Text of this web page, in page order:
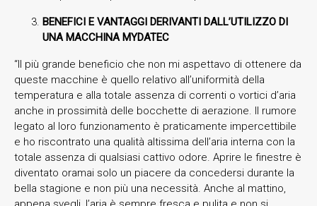
BENEFICI E VANTAGGI DERIVANTI DALL’UTILIZZO DI
UNA MACCHINA MYDATEC
“Il più grande beneficio che non mi aspettavo di ottenere da
queste macchine è quello relativo all’uniformità della
temperatura e alla totale assenza di correnti o vortici d’aria
anche in prossimità delle bocchette di aerazione. Il rumore
legato al loro funzionamento è praticamente impercettibile
e ho riscontrato una qualità altissima dell’aria interna con la
totale assenza di qualsiasi cattivo odore. Aprire le finestre è
diventato oramai solo un piacere da concedersi durante la
bella stagione e non più una necessità. Anche al mattino,